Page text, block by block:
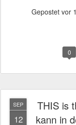
Gepostet vor
0
SEP
12
THIS is
kann in